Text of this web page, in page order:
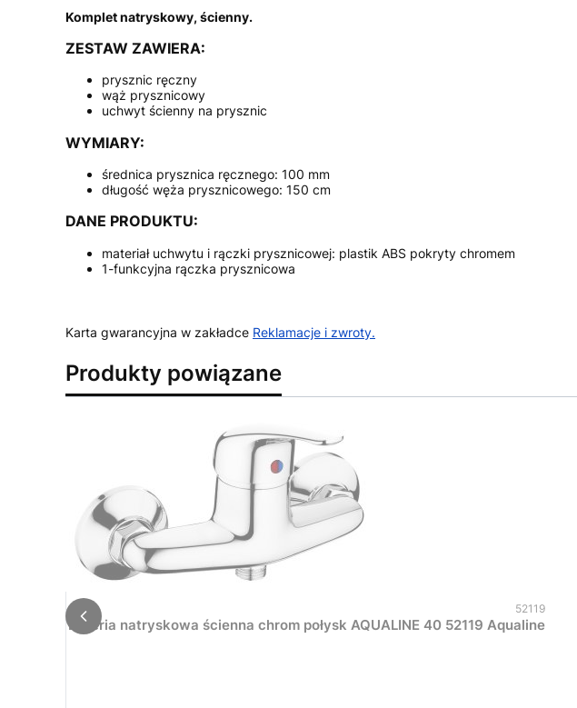
Komplet natryskowy, ścienny.
ZESTAW ZAWIERA:
prysznic ręczny
wąż prysznicowy
uchwyt ścienny na prysznic
WYMIARY:
średnica prysznica ręcznego: 100 mm
długość węża prysznicowego: 150 cm
DANE PRODUKTU:
materiał uchwytu i rączki prysznicowej: plastik ABS pokryty chromem
1-funkcyjna rączka prysznicowa
Karta gwarancyjna w zakładce Reklamacje i zwroty.
Produkty powiązane
Kod produktu
52119
Bateria natryskowa ścienna chrom połysk AQUALINE 40 52119 Aqualine